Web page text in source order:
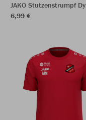
JAKO Stutzenstrumpf
6,99 €